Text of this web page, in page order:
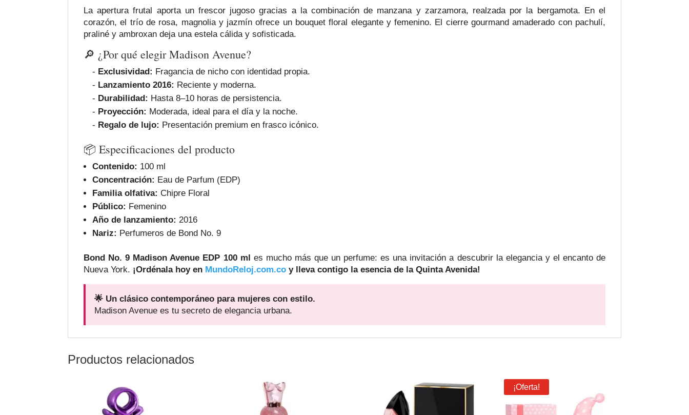
La apertura frutal aporta un frescor jugoso gracias a la combinación de manzana y zarzamora, realzada por la bergamota. En el
corazón, el trío de rosa, magnolia y jazmín ofrece un bouquet floral elegante y femenino. El cierre gourmand amaderado con pachulí,
praliné y ambroxan deja una estela cálida y sofisticada.
🔎 ¿Por qué elegir Madison Avenue?
- Exclusividad: Fragancia de nicho con identidad propia.
- Lanzamiento 2016: Reciente y moderna.
- Durabilidad: Hasta 8–10 horas de persistencia.
- Proyección: Moderada, ideal para el día y la noche.
- Regalo de lujo: Presentación premium en frasco icónico.
📦 Especificaciones del producto
Contenido: 100 ml
Concentración: Eau de Parfum (EDP)
Familia olfativa: Chipre Floral
Público: Femenino
Año de lanzamiento: 2016
Nariz: Perfumeros de Bond No. 9
Bond No. 9 Madison Avenue EDP 100 ml
es mucho más que un perfume: es una invitación a descubrir la elegancia y el encanto de
Nueva York. ¡Ordénala hoy en MundoReloj.com.co y lleva contigo la esencia de la Quinta Avenida!
🌟 Un clásico contemporáneo para mujeres con estilo.
Madison Avenue es tu secreto de elegancia urbana.
Productos relacionados
¡Oferta!